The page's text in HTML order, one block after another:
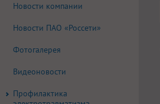
Новости компании
Новости ПАО «Россети»
Фотогалерея
Видеоновости
Профилактика